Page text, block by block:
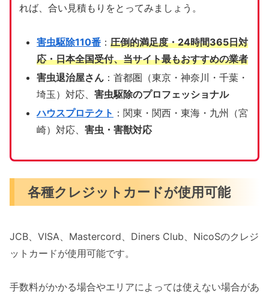
れば、合い見積もりをとってみましょう。
害虫駆除110番： 圧倒的満足度・24時間365日対
応・日本全国受付、当サイト最もおすすめの業者
害虫退治屋さん：首都圏（東京・神奈川・千葉・
埼玉）対応、 害虫駆除のプロフェッショナル
ハウスプロテクト ：関東・関西・東海・九州（宮
崎）対応、 害虫・害獣対応
各種クレジットカードが使用可能
JCB、VISA、Mastercord、Diners Club、NicoSのクレジ
ットカードが使用可能です。
手数料がかかる場合やエリアによっては使えない場合があ